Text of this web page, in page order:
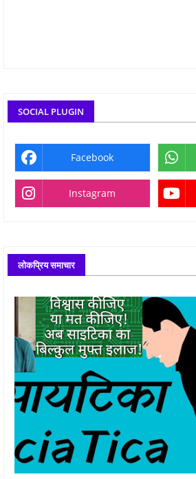
SOCIAL PLUGIN
Facebook
Instagram
लोकप्रिय समाचार